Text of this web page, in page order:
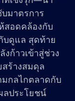
มาตรการ
สอดคล้องกับ
บดูแล สุดท้าย
ก้าวเข้าสู่ช่วง
ร้างสมดุล
กลไกตลาดกับ
ลประโยชน์